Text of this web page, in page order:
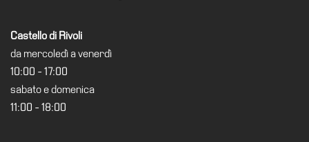
Biglietti
Shop
Chi
Castello di Rivoli
da mercoledì a venerdì
10:00 - 17:00
sabato e domenica
11:00 - 18:00